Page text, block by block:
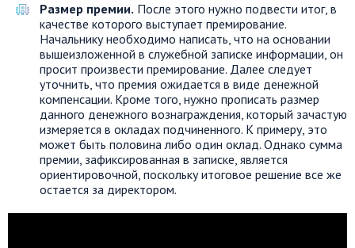
Размер премии. После этого нужно подвести итог, в
качестве которого выступает премирование.
Начальнику необходимо написать, что на основании
вышеизложенной в служебной записке информации, он
просит произвести премирование. Далее следует
уточнить, что премия ожидается в виде денежной
компенсации. Кроме того, нужно прописать размер
данного денежного вознаграждения, который зачастую
измеряется в окладах подчиненного. К примеру, это
может быть половина либо один оклад. Однако сумма
премии, зафиксированная в записке, является
ориентировочной, поскольку итоговое решение все же
остается за директором.